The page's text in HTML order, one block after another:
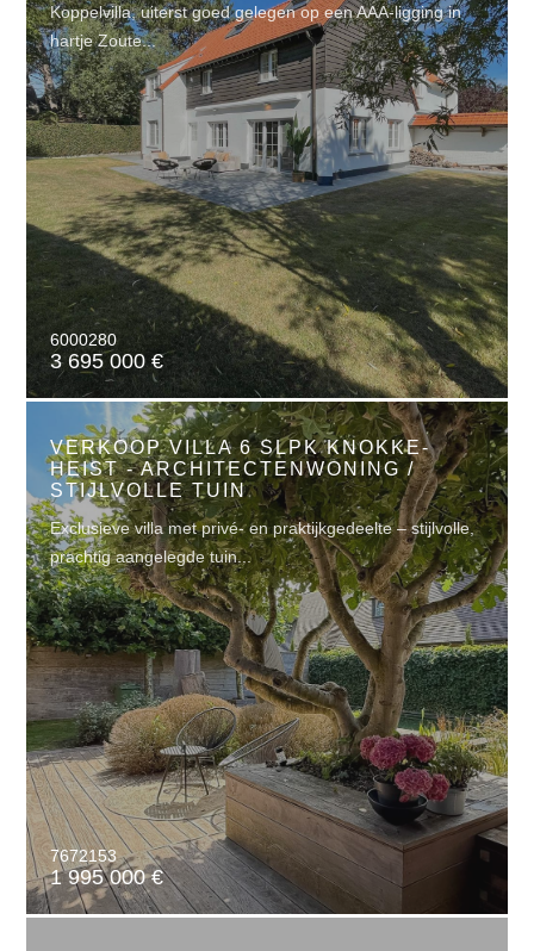
Koppelvilla, uiterst goed gelegen op een AAA-ligging in
hartje Zoute...
6000280
3 695 000 €
VERKOOP VILLA 6 SLPK KNOKKE-
HEIST - ARCHITECTENWONING /
STIJLVOLLE TUIN
Exclusieve villa met privé- en praktijkgedeelte – stijlvolle,
prachtig aangelegde tuin...
7672153
1 995 000 €